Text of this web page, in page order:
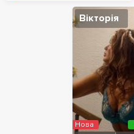
Вікторія
Нова